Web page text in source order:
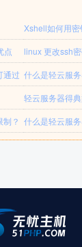
Xshell如何用密
点
linux 更改ssh
通过 什么是轻云服
轻云服务器得
？ 什么是轻云服